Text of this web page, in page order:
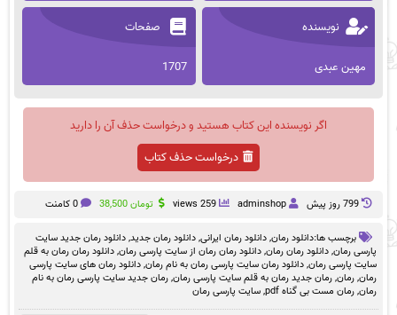
نویسنده
مهین عبدی
صفحات
1707
اگر نویسنده این کتاب هستید و درخواست حذف آن را دارید
درخواست حذف کتاب
799 روز پيش adminshop
259 views تومان38,500 0 کامنت
برچسب ها:دانلود رمان,دانلود رمان ایرانی,دانلود رمان جدید,دانلود رمان جدید سایت
پارسی رمان,دانلود رمان رمان,دانلود رمان رمان از سایت پارسی رمان,دانلود رمان رمان به قلم
سایت پارسی رمان,دانلود رمان سایت پارسی رمان به نام رمان,دانلود رمان های سایت پارسی
رمان,رمان,رمان جدید رمان به قلم سایت پارسی رمان,رمان جدید سایت پارسی رمان به نام
رمان,رمان مست بی گناه pdf ,سایت پارسی رمان